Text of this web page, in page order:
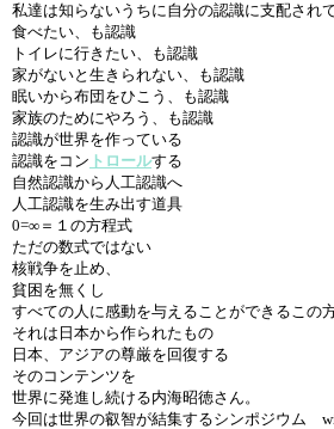
私達は知らないうちに自分の認識に支配され
食べたい、も認識
トイレに行きたい、も認識
家がないと生きられない、も認識
眠いから布団をひこう、も認識
家族のためにやろう、も認識
認識が世界を作っている
認識をコン トロールする
自然認識から人工認識へ
人工認識を生み出す道具
0=∞＝１の方程式
ただの数式ではない
核戦争を止め、
貧困を無くし
すべての人に感動を与えることができるこの
それは日本から作られたもの
日本、アジアの尊厳を回復する
そのコンテンツを
世界に発進し続ける内海昭徳さん。
今回は世界の叡智が結集するシンポジウム